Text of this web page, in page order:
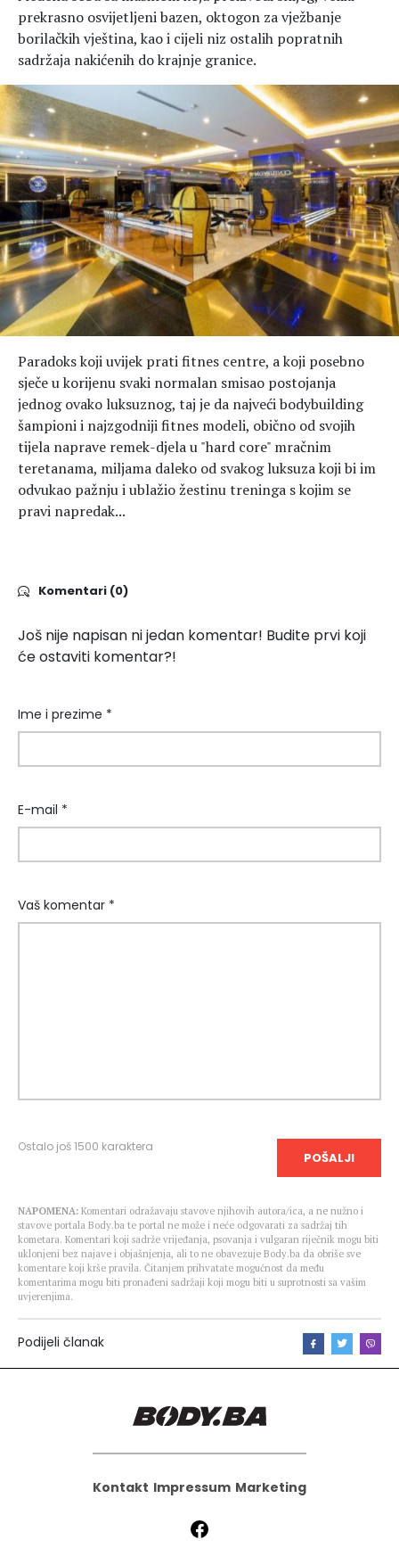
prekrasno osvijetljeni bazen, oktogon za vježbanje
borilačkih vještina, kao i cijeli niz ostalih popratnih
sadržaja nakićenih do krajnje granice.
Paradoks koji uvijek prati fitnes centre, a koji posebno
sječe u korijenu svaki normalan smisao postojanja
jednog ovako luksuznog, taj je da najveći bodybuilding
šampioni i najzgodniji fitnes modeli, obično od svojih
tijela naprave remek-djela u "hard core" mračnim
teretanama, miljama daleko od svakog luksuza koji bi im
odvukao pažnju i ublažio žestinu treninga s kojim se
pravi napredak...
Komentari (0)
Još nije napisan ni jedan komentar! Budite prvi koji
će ostaviti komentar?!
Ime i prezime *
E-mail *
Vaš komentar *
Ostalo još1500 karaktera
POŠALJI
NAPOMENA: Komentari odražavaju stavove njihovih autora/ica, a ne nužno i
stavove portala Body.ba te portal ne može i neće odgovarati za sadržaj tih
kometara. Komentari koji sadrže vrijeđanja, psovanja i vulgaran riječnik mogu biti
uklonjeni bez najave i objašnjenja, ali to ne obavezuje Body.ba da obriše sve
komentare koji krše pravila. Čitanjem prihvatate mogućnost da među
komentarima mogu biti pronađeni sadržaji koji mogu biti u suprotnosti sa vašim
uvjerenjima.
Podijeli članak
Kontakt Impressum Marketing